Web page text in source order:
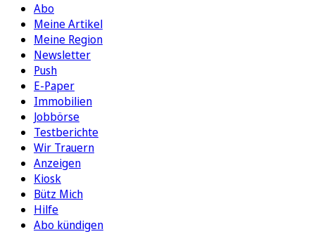
Abo
Meine Artikel
Meine Region
Newsletter
Push
E-Paper
Immobilien
Jobbörse
Testberichte
Wir Trauern
Anzeigen
Kiosk
Bütz Mich
Hilfe
Abo kündigen